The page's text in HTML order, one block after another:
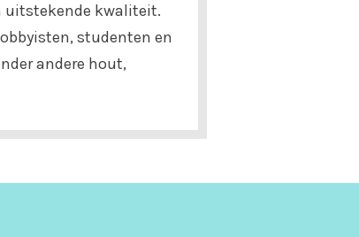
uitstekende kwaliteit.
studenten en
andere hout,